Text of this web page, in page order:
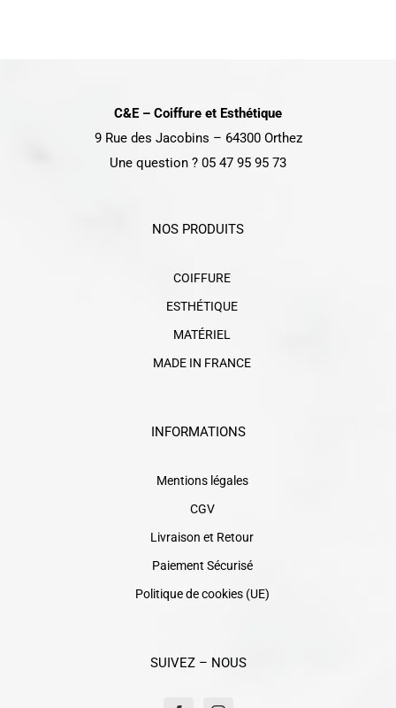
C&E – Coiffure et Esthétique
9 Rue des Jacobins – 64300 Orthez
Une question ? 05 47 95 95 73
NOS PRODUITS
COIFFURE
ESTHÉTIQUE
MATÉRIEL
MADE IN FRANCE
INFORMATIONS
Mentions légales
CGV
Livraison et Retour
Paiement Sécurisé
Politique de cookies (UE)
SUIVEZ – NOUS